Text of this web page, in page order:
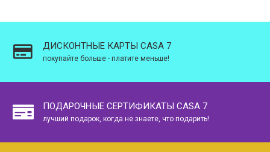
ДИСКОНТНЫЕ КАРТЫ CASA 7
покупайте больше - платите меньше!
ПОДАРОЧНЫЕ СЕРТИФИКАТЫ CASA 7
лучший подарок, когда не знаете, что подарить!